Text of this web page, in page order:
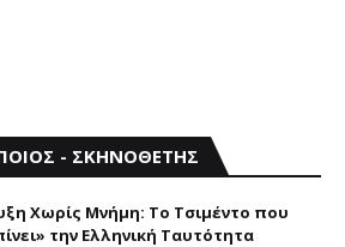
- ΣΚΗΝΟΘΕΤΗΣ
Xωρίς Mνήμη: Το Τσιμέντο που
την Ελληνική Ταυτότητα